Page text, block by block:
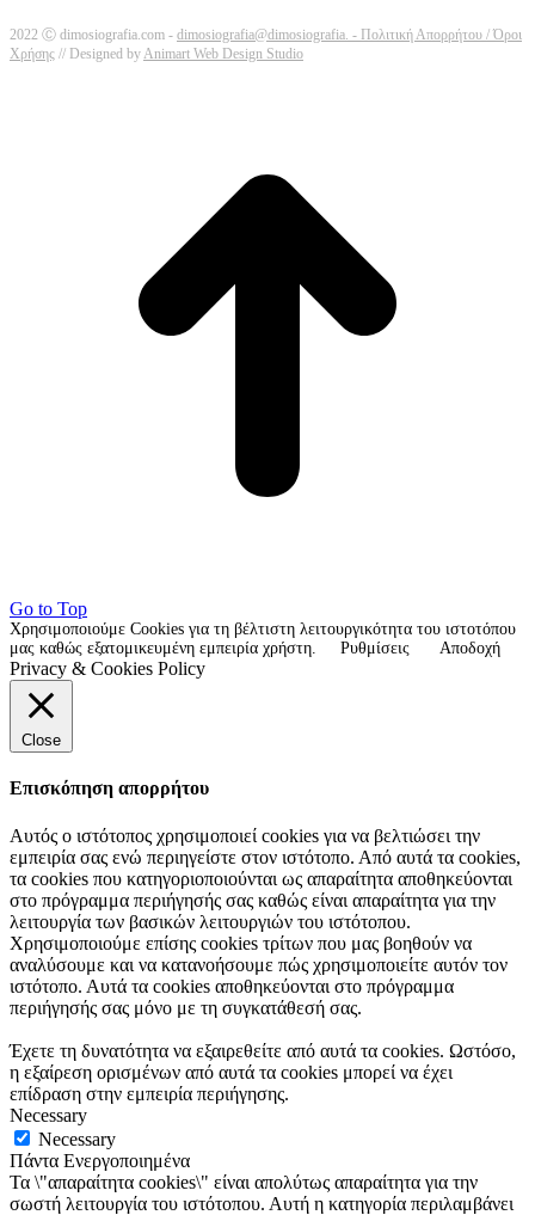
2022 Ⓒ dimosiografia.com - dimosiografia@dimosiografia. - Πολιτική Απορρήτου / Όροι
Χρήσης // Designed byAnimart Web Design Studio
Go to Top
Χρησιμοποιούμε Cookies για τη βέλτιστη λειτουργικότητα του ιστοτόπου
μας καθώς εξατομικευμένη εμπειρία χρήστη.
Ρυθμίσεις Αποδοχή
Privacy & Cookies Policy
Close
Επισκόπηση απορρήτου
Αυτός ο ιστότοπος χρησιμοποιεί cookies για να βελτιώσει την
εμπειρία σας ενώ περιηγείστε στον ιστότοπο. Από αυτά τα cookies,
τα cookies που κατηγοριοποιούνται ως απαραίτητα αποθηκεύονται
στο πρόγραμμα περιήγησής σας καθώς είναι απαραίτητα για την
λειτουργία των βασικών λειτουργιών του ιστότοπου.
Χρησιμοποιούμε επίσης cookies τρίτων που μας βοηθούν να
αναλύσουμε και να κατανοήσουμε πώς χρησιμοποιείτε αυτόν τον
ιστότοπο. Αυτά τα cookies αποθηκεύονται στο πρόγραμμα
περιήγησής σας μόνο με τη συγκατάθεσή σας.
Έχετε τη δυνατότητα να εξαιρεθείτε από αυτά τα cookies. Ωστόσο,
η εξαίρεση ορισμένων από αυτά τα cookies μπορεί να έχει
επίδραση στην εμπειρία περιήγησης.
Necessary
Necessary
Πάντα Ενεργοποιημένα
Τα \"απαραίτητα cookies\" είναι απολύτως απαραίτητα για την
σωστή λειτουργία του ιστότοπου. Αυτή η κατηγορία περιλαμβάνει